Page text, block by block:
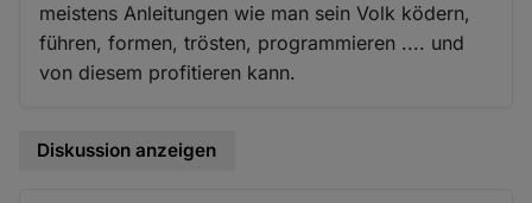
meistens Anleitungen wie man sein Volk ködern,
führen, formen, trösten, programmieren .... und
von diesem profitieren kann.
Diskussion anzeigen